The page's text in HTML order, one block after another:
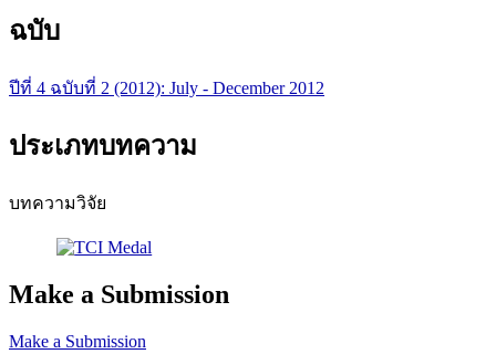
ฉบับ
ปีที่ 4 ฉบับที่ 2 (2012): July - December 2012
ประเภทบทความ
บทความวิจัย
Make a Submission
Make a Submission